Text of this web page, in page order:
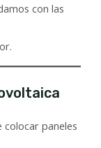
con las
paneles